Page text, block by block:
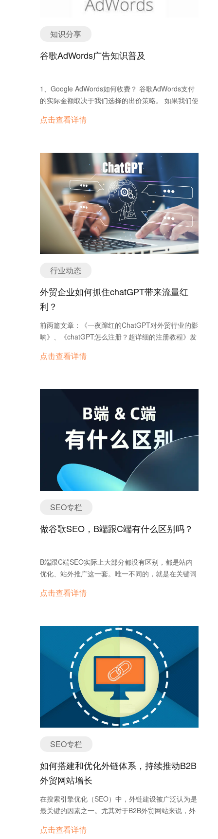
知识分享
谷歌AdWords广告知识普及
1、Google AdWords如何收费？ 谷歌AdWords支付
的实际金额取决于我们选择的出价策略。 如果我们使
所支付的实际金额不会超过排在排名仅次于我们广告
价，因为这时实际金额取决于Google无法控制的因
素，例如对对我们网站或广告的更改或广告竞价竞争
的加剧。Google AdWords的系统可以随着时间的推
移而进行调整，因此使用每次转化费用出价的时间越
长，出现实际转化费用超出我们的具体出价的情况就
越少。 采用每次点击费用出价时，仅在用户足够感兴
趣并且点击了我们的广告和访问我们的网站后，我们
才需要付费。我们需要告诉Google AdWords愿意为
每次广告点击支付的最高金额（称为“每次点击费用
金额。 AdWords预算由我们自己掌控。我们广告主
可以自主决定每天希望花费的平均金额。如果我们的
广告在某些日子更受欢迎，AdWords会允许在平均每
日预算的基础上将金额最多提高20%，以免错失宝贵
的点击。同时也不用担心，AdWords会在其他日期降
低我们的最高预算金额，确保一个月之后，账户的整
列投放满一个月）。 2、Google AdWords有哪几种
主动搜索他们的特定产品或服务的客户 展示广告系列
--利用富有吸引力的广告格式来吸引大量兴趣各异的
客户 --提高品牌认知度和客户忠诚度 --提高与客户的
互动度 --更确切地选择将广告投放到哪些网站以及展
示给哪些受众群体 视频广告系列 --与我们的受众群体
建立联系 --覆盖合适的受众群体 --只需几分钟即可制
作一个视频广告系列 --评估成效 l购物广告系列 --吸
引更多流量 --吸引更优质的潜在客户 --易于管理且专
门面向零售的广告系列 --扩大覆盖面 --强大的报告功
哪些位置？ 搜索网络包括Google搜索、其他Google
属于Google的搜索合作伙伴网站，这些网站都可以展
Blogger以YouTube）、合作伙伴网站以及移动网站
和应用组成，它们都可以展示与特定页面上的内容相
符的AdWords广告。 视频广告可以投放到YouTube
站、展示广告网络上的应用。 购物广告系列展示位
置：Google购物（仅限部分国家/地区）、Google搜
索（在搜索结果旁边并与文字广告分开）、Google搜
索网络合作伙伴网站，在部分国家/地区还包含
YouTube和Google图片搜索（前提是我们的广告系列
设置为包含搜索网络合作伙伴）。 4、
Google AdWords的账户结构是怎样的？ 这里有必要
说明一下，目前国内是无法查看Google AdWords数
据报表的，想登陆了解Google AdWords数据报表的
话，大家可以通过询盘云后台进行查看，可以看到
Google AdWords广告账户下的数据报表信息。
点击查看详情
行业动态
外贸企业如何抓住chatGPT带来流量红
利？
前两篇文章：《一夜蹿红的ChatGPT对外贸行业的影
响》、《chatGPT怎么注册？超详细的注册教程》发
chatGPT带来的流量红利，给自己企业带来一波快速
点击查看详情
SEO专栏
做谷歌SEO，B端跟C端有什么区别吗？
B端跟C端SEO实际上大部分都没有区别，都是站内
优化、站外推广这一套。唯一不同的，就是在关键词
同，就能导致B端网站跟C端网站SEO的决定性差
家。内容上，B端更注重提供解决方案，客户关心的
不是产品本身，而是它能解决什么问题。你需要写出
能够深入行业、展示专业性的文章。 而C端面向个
人消费者，他们搜索的关键词更加大众化，通常以需
求为导向，比如“怎么选择”或者“最佳推荐”。C端客户
更看重体验和价格，内容要更简单易懂，能直接告诉
他们你的产品如何提升生活质量。
点击查看详情
SEO专栏
如何搭建和优化外链体系，持续推动B2B
外贸网站增长
在搜索引擎优化（SEO）中，外链建设被广泛认为是
最关键的因素之一。尤其对于B2B外贸网站来说，外
带来精准的流量，提升品牌曝光度，并帮助建立网站
点击查看详情